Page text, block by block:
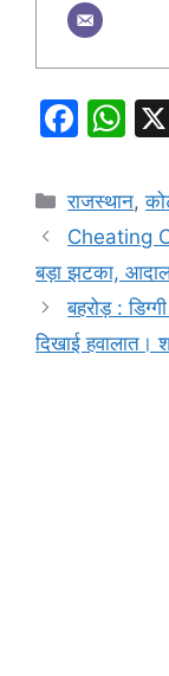
F
c
e
b
o
o
W
at
s
A
p
p
Categories
राजस्थान,
Cheating
बड़ा झटका,
बहरोड़ :
दिखाई हवालात।